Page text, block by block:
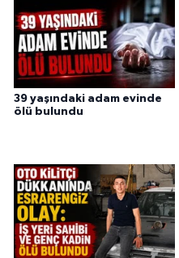
39 yaşındaki adam evinde
ölü bulundu